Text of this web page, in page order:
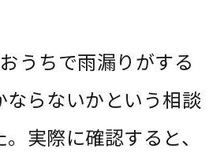
うちで雨漏りがする
ならないかという相談
実際に確認すると、